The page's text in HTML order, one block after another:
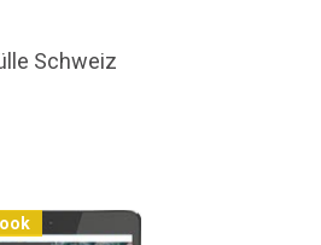
Schweiz